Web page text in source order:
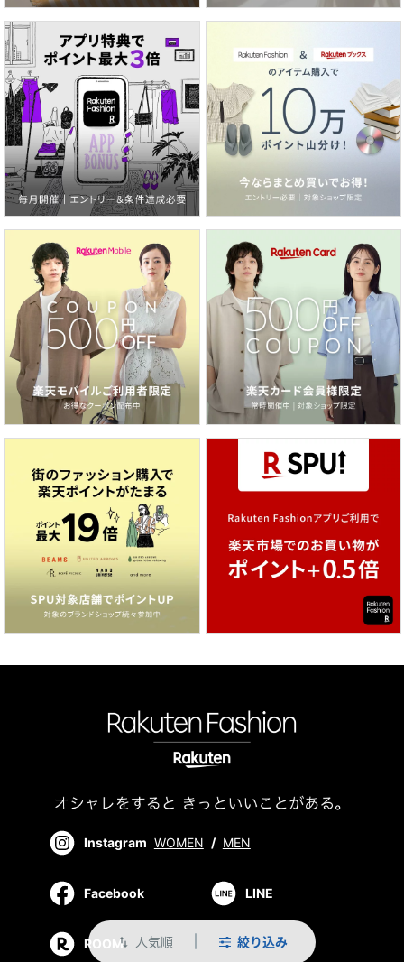
swap_vert 人気順 絞り込み
Instagram WOMEN / MEN
Facebook LINE
ROOM